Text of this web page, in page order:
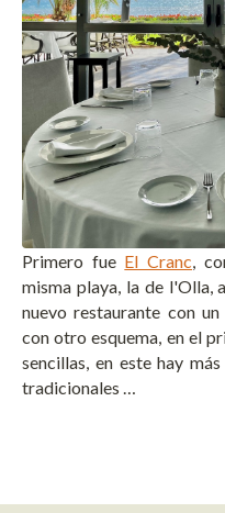
Primero fue El Cranc,
misma playa, la de l'Olla,
nuevo restaurante con
con otro esquema, en el
sencillas, en este hay
tradicionales …